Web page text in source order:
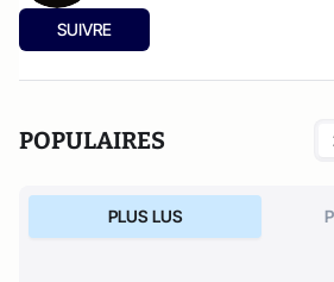
SUIVRE
POPULAIRES
PLUS LUS